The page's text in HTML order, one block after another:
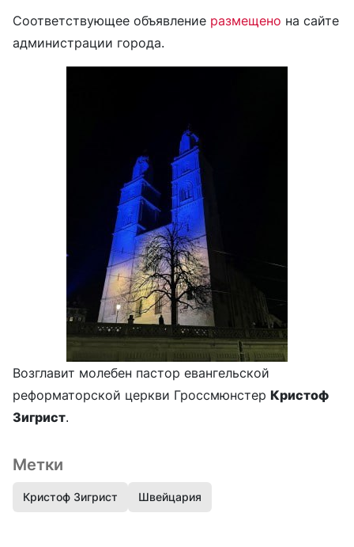
Соответствующее объявление размещено на сайте
администрации города.
Возглавит молебен пастор евангельской
реформаторской церкви Гроссмюнстер Кристоф
Зигрист.
Метки
Кристоф Зигрист Швейцария